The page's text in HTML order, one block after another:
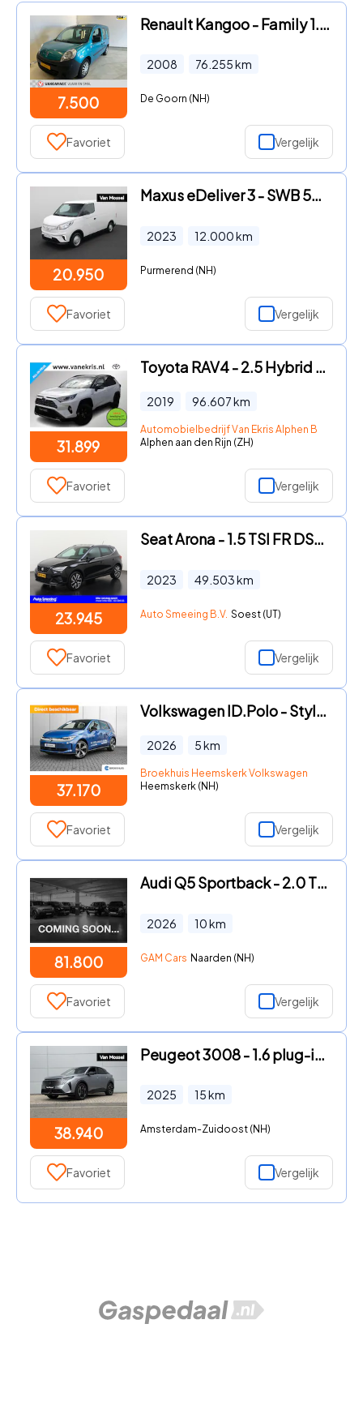
7.500
Renault Kangoo - Family 1.6-16V Expression Invalide Rolstoel auto Aangepast o
2008 76.255km
De Goorn (NH)
Favoriet Vergelijk
20.950
Maxus eDeliver 3 - SWB 50 kWh Vloer & Wandbetimmering | DEMO | Camera | Stoelve
2023 12.000km
Purmerend (NH)
Favoriet Vergelijk
31.899
Toyota RAV4 - 2.5 Hybrid Bi-Tone, Trekhaak, 360 Camera Reserve Wiel, JBl,
2019 96.607km
Automobielbedrijf Van Ekris Alphen B.V.
Alphen aan den Rijn (ZH)
Favoriet Vergelijk
23.945
Seat Arona - 1.5 TSI FR DSG | Trekhaak | Digital Cockpit | Zondag Open
2023 49.503km
Auto Smeeing B.V. Soest (UT)
Favoriet Vergelijk
37.170
Volkswagen ID.Polo - Style First Edition NU IN DE SHOWROOM TE HEEMSKERK | Aircond
2026 5km
Broekhuis Heemskerk Volkswagen
Heemskerk (NH)
Favoriet Vergelijk
81.800
Audi Q5 Sportback - 2.0 TFSI e-hybrid quattro S edition 21" | PANO | AIR SUSPENS
2026 10km
GAM Cars Naarden (NH)
Favoriet Vergelijk
38.940
Peugeot 3008 - 1.6 plug-in Hybrid 195 Allure | Panoramic Navigation Pack |
2025 15km
Amsterdam-Zuidoost (NH)
Favoriet Vergelijk